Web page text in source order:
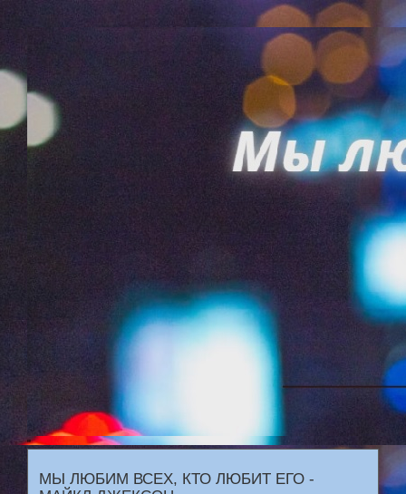
"
МЫ ЛЮБИМ ВСЕХ, КТО ЛЮБИТ ЕГО -